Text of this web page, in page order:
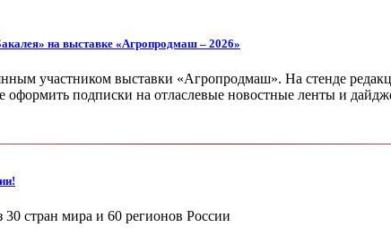
на выставке «Агропродмаш – 2026»
участником выставки «Агропродмаш». На стенде
подписки на отласлевые новостные ленты и
стран мира и 60 регионов России